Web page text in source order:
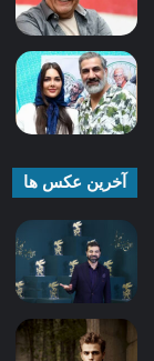
آخرین عکس ها